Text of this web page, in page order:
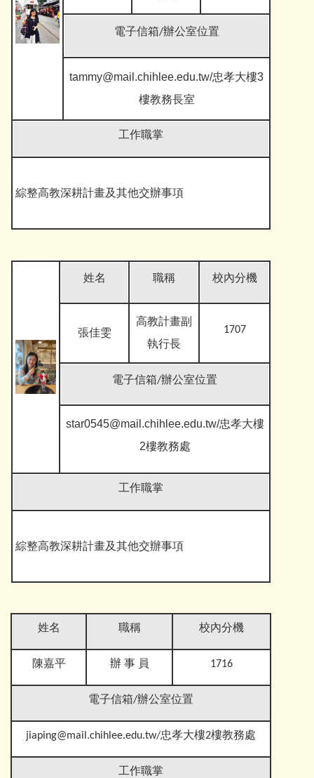
電子信箱/辦公室位置
tammy@mail.chihlee.edu.tw/忠孝大樓3
樓教務長室
工作職掌
綜整高教深耕計畫及其他交辦事項
姓名 職稱 校內分機
張佳雯
高教計畫副
執行長
1707
電子信箱/辦公室位置
star0545@mail.chihlee.edu.tw/忠孝大樓
2樓教務處
工作職掌
綜整高教深耕計畫及其他交辦事項
姓名 職稱 校內分機
陳嘉平 辦 事 員 1716
電子信箱/辦公室位置
jiaping@mail.chihlee.edu.tw/忠孝大樓2樓教務處
工作職掌